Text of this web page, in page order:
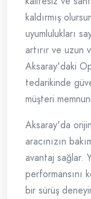
kaldırmış
uyumlulukları
artırır ve uzun
Aksaray'daki
tedarikinde
müşteri
Aksaray'da
aracınızın
avantaj sağlar.
performansını
bir sürüş